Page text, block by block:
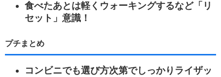
食べたあとは軽くウォーキングするなど「リ
セット」意識！
プチまとめ
コンビニでも選び方次第でしっかりライザッ